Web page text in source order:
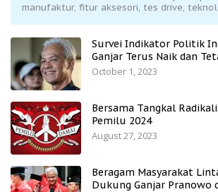
manufaktur, fitur aksesori, tes drive,
Survei Indikator Politik
Ganjar Terus Naik dan
October 1, 2023
Bersama Tangkal
Pemilu 2024
August 27, 2023
Beragam Masyarakat
Dukung Ganjar Pranowo